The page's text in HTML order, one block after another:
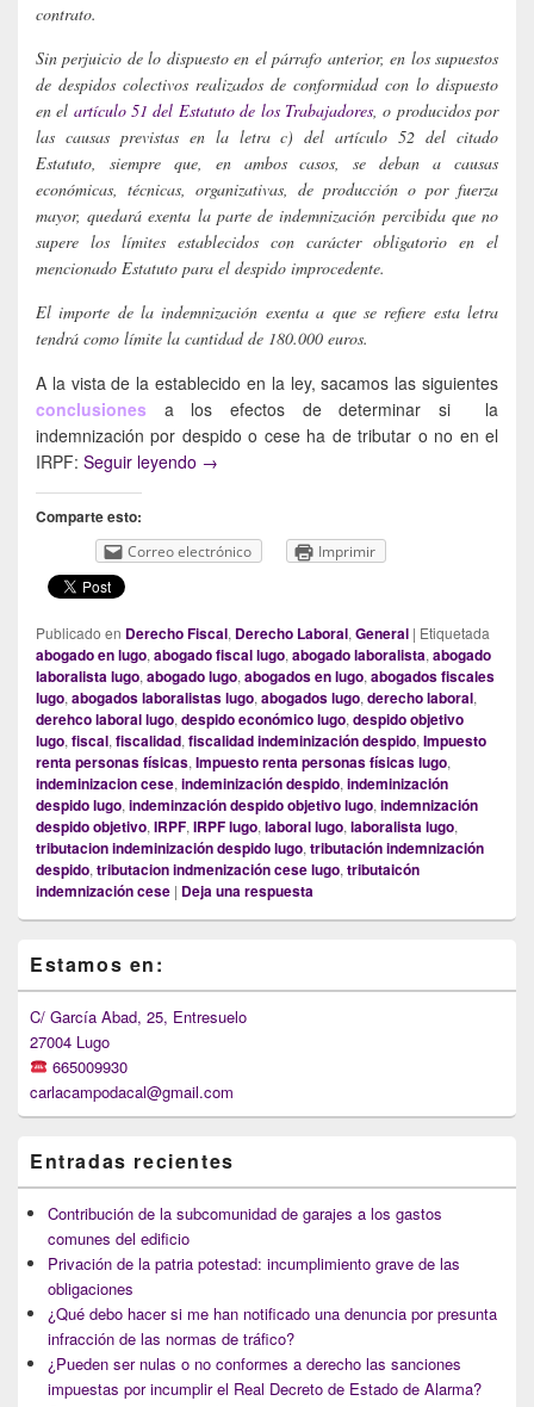
contrato.
Sin perjuicio de lo dispuesto en el párrafo anterior, en los supuestos
de despidos colectivos realizados de conformidad con lo dispuesto
en el artículo 51 del Estatuto de los Trabajadores, o producidos por
las causas previstas en la letra c) del artículo 52 del citado
Estatuto, siempre que, en ambos casos, se deban a causas
económicas, técnicas, organizativas, de producción o por fuerza
mayor, quedará exenta la parte de indemnización percibida que no
supere los límites establecidos con carácter obligatorio en el
mencionado Estatuto para el despido improcedente.
El importe de la indemnización exenta a que se refiere esta letra
tendrá como límite la cantidad de 180.000 euros.
A la vista de la establecido en la ley, sacamos las siguientes
conclusiones a los efectos de determinar si la
indemnización por despido o cese ha de tributar o no en el
IRPF: Seguir leyendo ¿Cuándo (no) tributan las indemnizaciones
→
Comparte esto:
Correo electrónico Imprimir
Publicado en Derecho Fiscal, Derecho Laboral, General | Etiquetada
abogado en lugo, abogado fiscal lugo, abogado laboralista, abogado
laboralista lugo, abogado lugo, abogados en lugo, abogados fiscales
lugo, abogados laboralistas lugo, abogados lugo, derecho laboral,
derehco laboral lugo, despido económico lugo, despido objetivo
lugo, fiscal, fiscalidad, fiscalidad indeminización despido, Impuesto
renta personas físicas, Impuesto renta personas físicas lugo,
indeminizacion cese, indeminización despido, indeminización
despido lugo, indeminzación despido objetivo lugo, indemnización
despido objetivo, IRPF, IRPF lugo, laboral lugo, laboralista lugo,
tributacion indeminización despido lugo, tributación indemnización
despido, tributacion indmenización cese lugo, tributaicón
indemnización cese | Deja una respuesta
Sidebar
Widget
Area
Estamos en:
C/ García Abad, 25, Entresuelo
27004 Lugo
665009930
carlacampodacal@gmail.com
Entradas recientes
Contribución de la subcomunidad de garajes a los gastos
comunes del edificio
Privación de la patria potestad: incumplimiento grave de las
obligaciones
¿Qué debo hacer si me han notificado una denuncia por presunta
infracción de las normas de tráfico?
¿Pueden ser nulas o no conformes a derecho las sanciones
impuestas por incumplir el Real Decreto de Estado de Alarma?